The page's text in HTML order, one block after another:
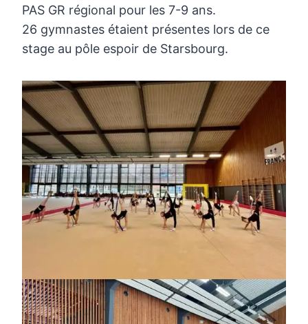
PAS GR régional pour les 7-9 ans.
26 gymnastes étaient présentes lors de ce
stage au pôle espoir de Starsbourg.